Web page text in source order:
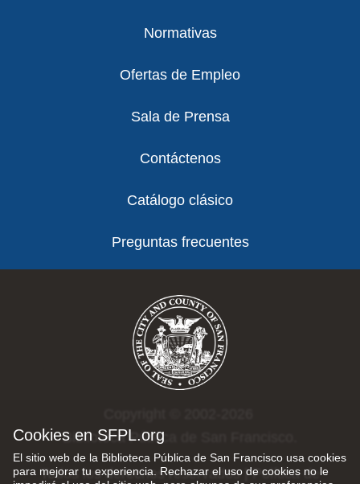
Cookies en SFPL.org
El sitio web de la Biblioteca Pública de San Francisco usa cookies
para mejorar tu experiencia. Rechazar el uso de cookies no le
Normativas
Ofertas de Empleo
Sala de Prensa
Contáctenos
Catálogo clásico
Preguntas frecuentes
Biblioteca Pública de San Francisco.
Todos los derechos reservados |Política de